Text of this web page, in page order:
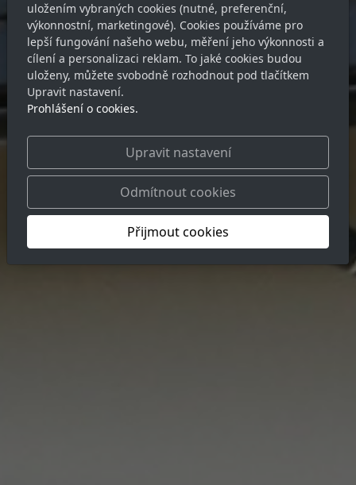
uložením vybraných cookies (nutné, preferenční,
výkonnostní, marketingové). Cookies používáme pro
lepší fungování našeho webu, měření jeho výkonnosti a
cílení a personalizaci reklam. To jaké cookies budou
uloženy, můžete svobodně rozhodnout pod tlačítkem
Upravit nastavení.
Prohlášení o cookies.
Upravit nastavení
Odmítnout cookies
Přijmout cookies